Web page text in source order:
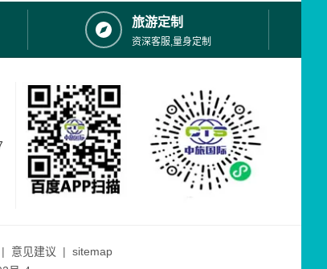
旅游定制
资深客服,量身定制
| 意见建议 | sitemap